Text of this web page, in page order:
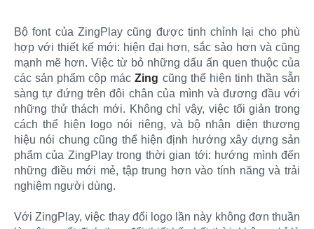
Bộ font của ZingPlay cũng được tinh chỉnh lại cho phù
hợp với thiết kế mới: hiện đại hơn, sắc sảo hơn và cũng
mạnh mẽ hơn. Việc từ bỏ những dấu ấn quen thuộc của
các sản phẩm cộp mácZing cũng thể hiện tinh thần sẵn
sàng tự đứng trên đôi chân của mình và đương đầu với
những thử thách mới. Không chỉ vậy, việc tối giản trong
cách thể hiện logo nói riêng, và bộ nhận diện thương
hiệu nói chung cũng thể hiện định hướng xây dựng sản
phẩm của ZingPlay trong thời gian tới: hướng mình đến
những điều mới mẻ, tập trung hơn vào tính năng và trải
nghiệm người dùng.
Với ZingPlay, việc thay đổi logo lần này không đơn thuần